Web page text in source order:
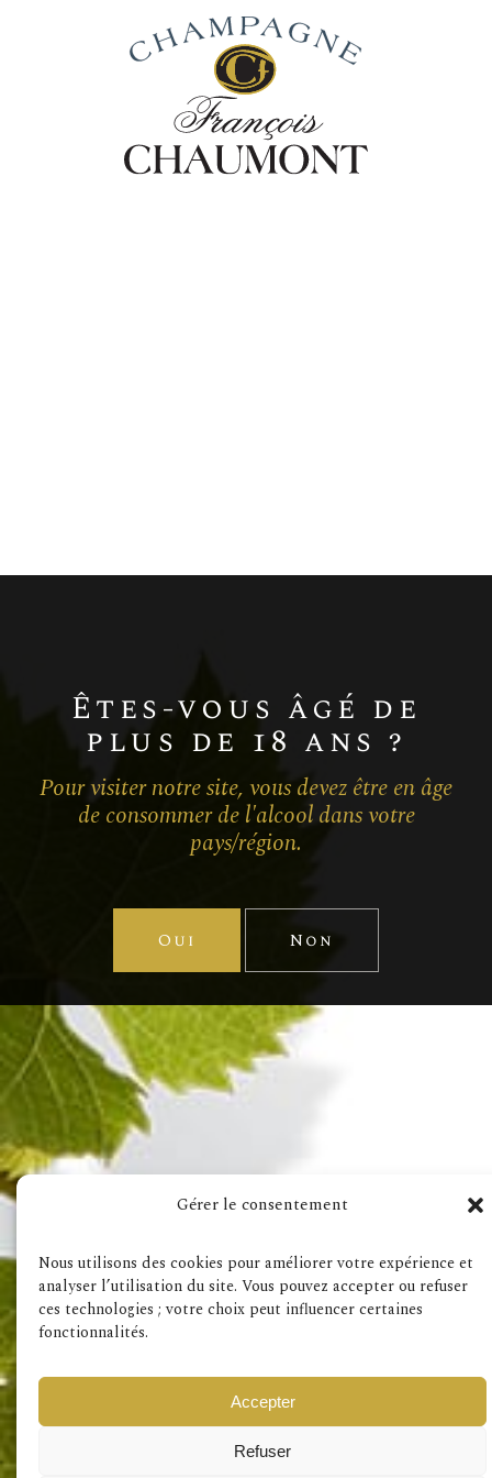
Gérer le consentement
Nous utilisons des cookies pour améliorer votre expérience et
analyser l’utilisation du site. Vous pouvez accepter ou refuser
ces technologies ; votre choix peut influencer certaines
fonctionnalités.
Accepter
Refuser
Êtes-vous âgé de
plus de 18 ans ?
Pour visiter notre site, vous devez être en âge
de consommer de l'alcool dans votre
pays/région.
Oui Non
Visitez aussi